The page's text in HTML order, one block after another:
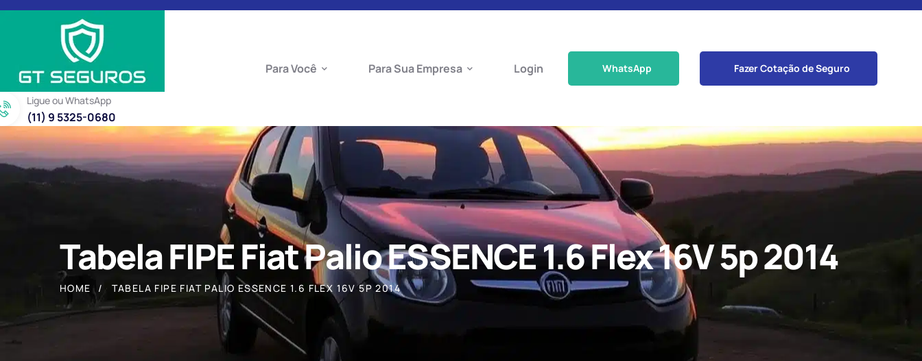
Ligue ou WhatsApp
(11) 9 5325-0680
Para Você Para Sua Empresa Login WhatsApp Fazer Cotação de Seguro
Tabela FIPE Fiat Palio ESSENCE 1.6 Flex 16V 5p 2014
HOME TABELA FIPE FIAT PALIO ESSENCE 1.6 FLEX 16V 5P 2014